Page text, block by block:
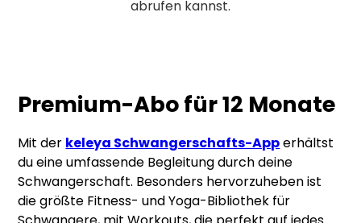
abrufen kannst.
Premium-Abo für 12 Monate
Mit der keleya Schwangerschafts-Apperhältst
du eine umfassende Begleitung durch deine
Schwangerschaft. Besonders hervorzuheben ist
die größte Fitness- und Yoga-Bibliothek für